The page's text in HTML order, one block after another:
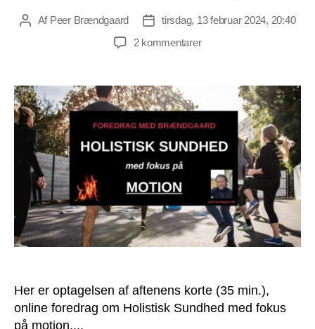
Indlægsforfatter
Af Peer Brændgaard Indlægsdato
tirsdag, 13 februar 2024, 20:40
2 kommentarertil
Sundhed
motion
Her er optagelsen af aftenens korte (35 min.),
online foredrag om Holistisk Sundhed med fokus
på motion....